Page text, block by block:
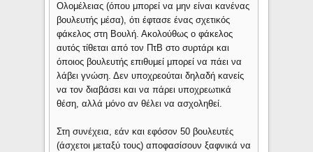
Ολομέλειας (όπου μπορεί να μην είναι κανένας
βουλευτής μέσα), ότι έφτασε ένας σχετικός
φάκελος στη Βουλή. Ακολούθως ο φάκελος
αυτός τίθεται από τον ΠτΒ στο συρτάρι και
όποιος βουλευτής επιθυμεί μπορεί να πάει να
λάβει γνώση. Δεν υποχρεούται δηλαδή κανείς
να τον διαβάσει και να πάρει υποχρεωτικά
θέση, αλλά μόνο αν θέλει να ασχοληθεί.
Στη συνέχεια, εάν και εφόσον 50 βουλευτές
(άσχετοι μεταξύ τους) αποφασίσουν ξαφνικά να